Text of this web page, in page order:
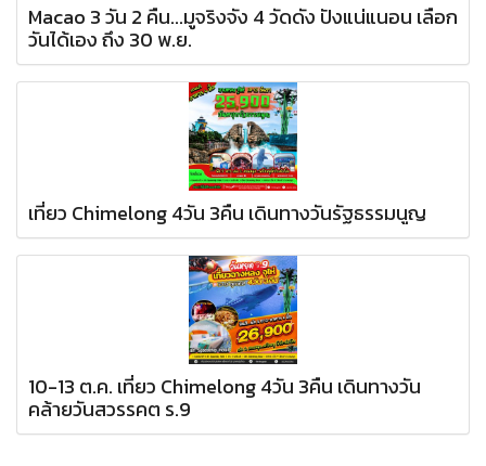
Macao 3 วัน 2 คืน...มูจริงจัง 4 วัดดัง ปังแน่แนอน เลือก
วันได้เอง ถึง 30 พ.ย.
เที่ยว Chimelong 4วัน 3คืน เดินทางวันรัฐธรรมนูญ
10-13 ต.ค. เที่ยว Chimelong 4วัน 3คืน เดินทางวัน
คล้ายวันสวรรคต ร.9